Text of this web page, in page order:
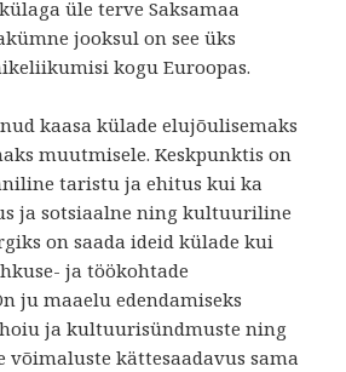
üle terve Saksamaa
jooksul on see üks
kogu Euroopas.
kaasa külade elujõulisemaks
muutmisele. Keskpunktis on
taristu ja ehitus kui ka
ja sotsiaalne ning kultuuriline
on saada ideid külade kui
ja töökohtade
ju maaelu edendamiseks
ja kultuurisündmuste ning
võimaluste kättesaadavus sama